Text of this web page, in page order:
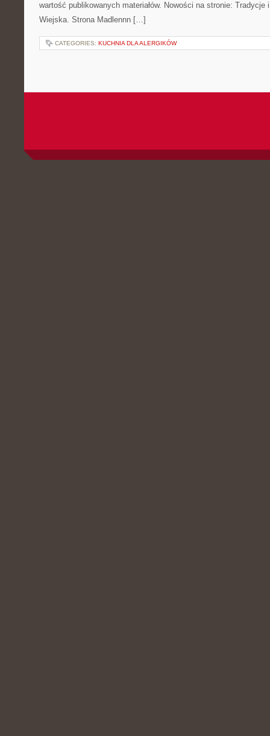
wartość publikowanych materiałów. Nowości na stronie: Tradycje
Wiejska. Strona Madlennn […]
CATEGORIES: KUCHNIA DLA ALERGIKÓW